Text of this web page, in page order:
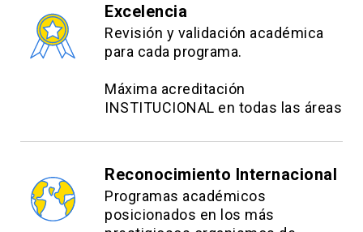
Excelencia
Revisión y validación académica
para cada programa.
Máxima acreditación
INSTITUCIONAL en todas las áreas
Reconocimiento Internacional
Programas académicos
posicionados en los más